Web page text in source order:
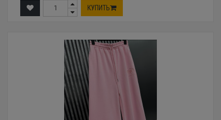
КУПИТЬ